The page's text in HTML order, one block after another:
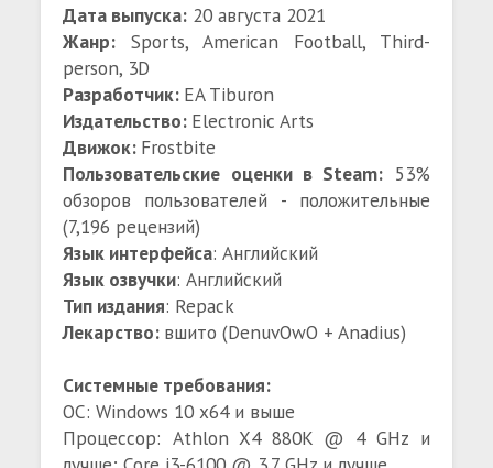
Дата выпуска: 20 августа 2021
Жанр: Sports, American Football, Third-
person, 3D
Разработчик: EA Tiburon
Издательство: Electronic Arts
Движок: Frostbite
Пользовательские оценки в Steam: 53%
обзоров пользователей - положительные
(7,196 рецензий)
Язык интерфейса: Английский
Язык озвучки: Английский
Тип издания: Repack
Лекарство: вшито (DenuvOwO + Anadius)
Системные требования:
ОС: Windows 10 x64 и выше
Процессор: Athlon X4 880K @ 4 GHz и